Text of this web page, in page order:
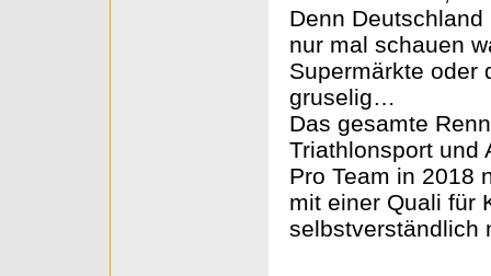
Denn Deutschland
nur mal schauen
Supermärkte oder
gruselig…
Das gesamte
Triathlonsport und
Pro Team in 2018
mit einer Quali für
selbstverständlich